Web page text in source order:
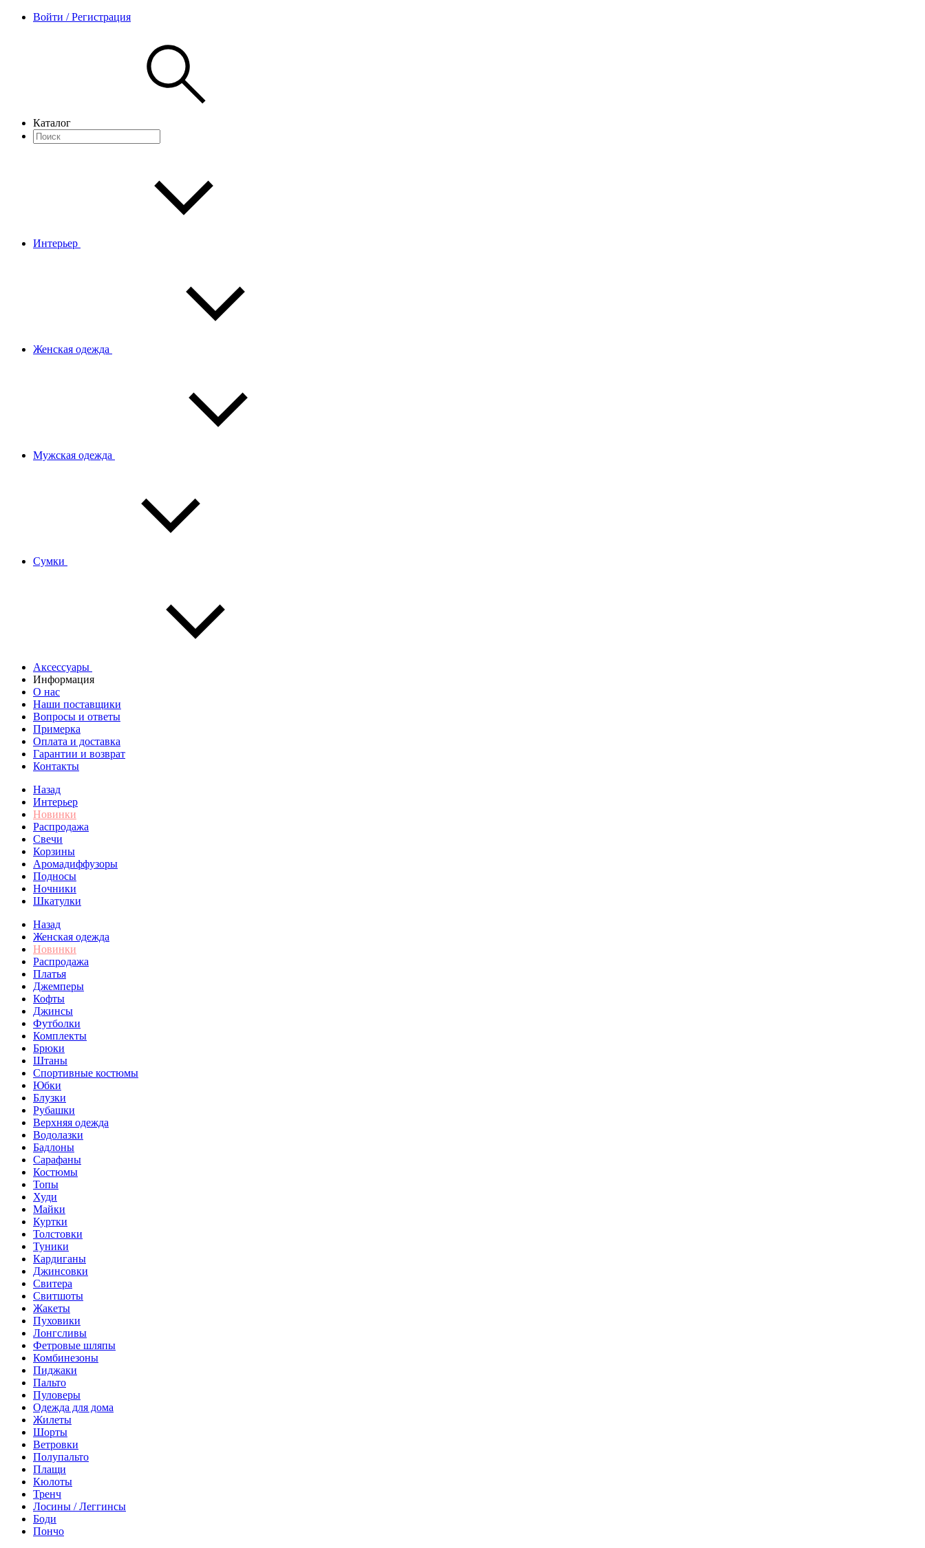
Войти / Регистрация
Каталог
Интерьер
Женская одежда
Мужская одежда
Сумки
Аксессуары
Информация
О нас
Наши поставщики
Вопросы и ответы
Примерка
Оплата и доставка
Гарантии и возврат
Контакты
Назад
Интерьер
Новинки
Распродажа
Свечи
Корзины
Аромадиффузоры
Подносы
Ночники
Шкатулки
Назад
Женская одежда
Новинки
Распродажа
Платья
Джемперы
Кофты
Джинсы
Футболки
Комплекты
Брюки
Штаны
Спортивные костюмы
Юбки
Блузки
Рубашки
Верхняя одежда
Водолазки
Бадлоны
Сарафаны
Костюмы
Топы
Худи
Майки
Куртки
Толстовки
Туники
Кардиганы
Джинсовки
Свитера
Свитшоты
Жакеты
Пуховики
Лонгсливы
Фетровые шляпы
Комбинезоны
Пиджаки
Пальто
Пуловеры
Одежда для дома
Жилеты
Шорты
Ветровки
Полупальто
Плащи
Кюлоты
Тренч
Лосины / Леггинсы
Боди
Пончо